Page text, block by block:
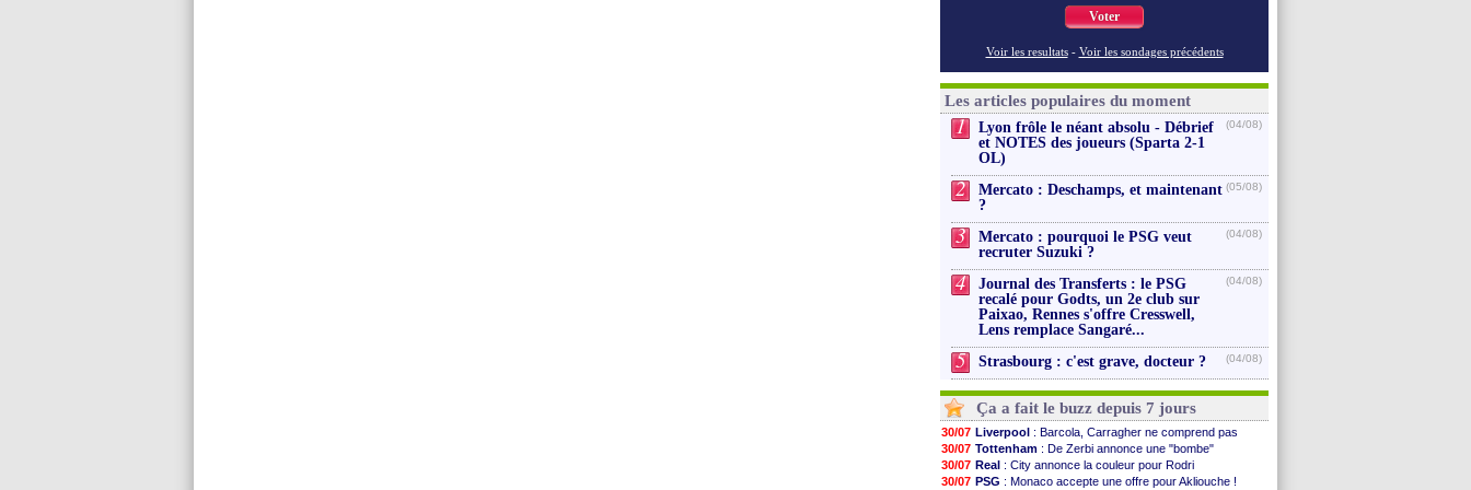
Voter
Voir les resultats - Voir les sondages précédents
Les articles populaires du moment
1
Lyon frôle le néant absolu - Débrief
et NOTES des joueurs (Sparta 2-1
OL)
(04/08)
2
Mercato : Deschamps, et maintenant
?
(05/08)
3
Mercato : pourquoi le PSG veut
recruter Suzuki ?
(04/08)
4
Journal des Transferts : le PSG
recalé pour Godts, un 2e club sur
Paixao, Rennes s'offre Cresswell,
Lens remplace Sangaré...
(04/08)
5 Strasbourg : c'est grave, docteur ? (04/08)
Ça a fait le buzz depuis 7 jours
30/07 Liverpool : Barcola, Carragher ne comprend pas
30/07 Tottenham : De Zerbi annonce une "bombe"
30/07 Real : City annonce la couleur pour Rodri
30/07 PSG : Monaco accepte une offre pour Akliouche !